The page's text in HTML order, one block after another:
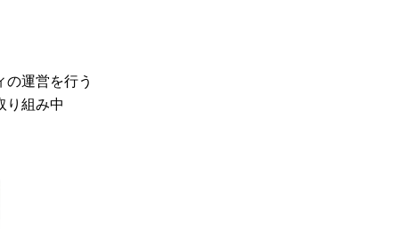
運営を行う
り組み中